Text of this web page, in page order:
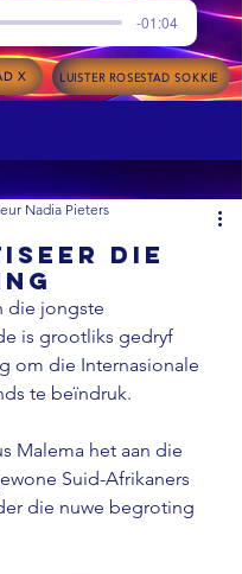
-01:04
X LUISTER ROSESTAD SOKKIE
die
Nadia Pieters
die jongste
is grootliks gedryf
om die Internasionale
te beïndruk.
Malema het aan die
Suid-Afrikaners
die nuwe begroting